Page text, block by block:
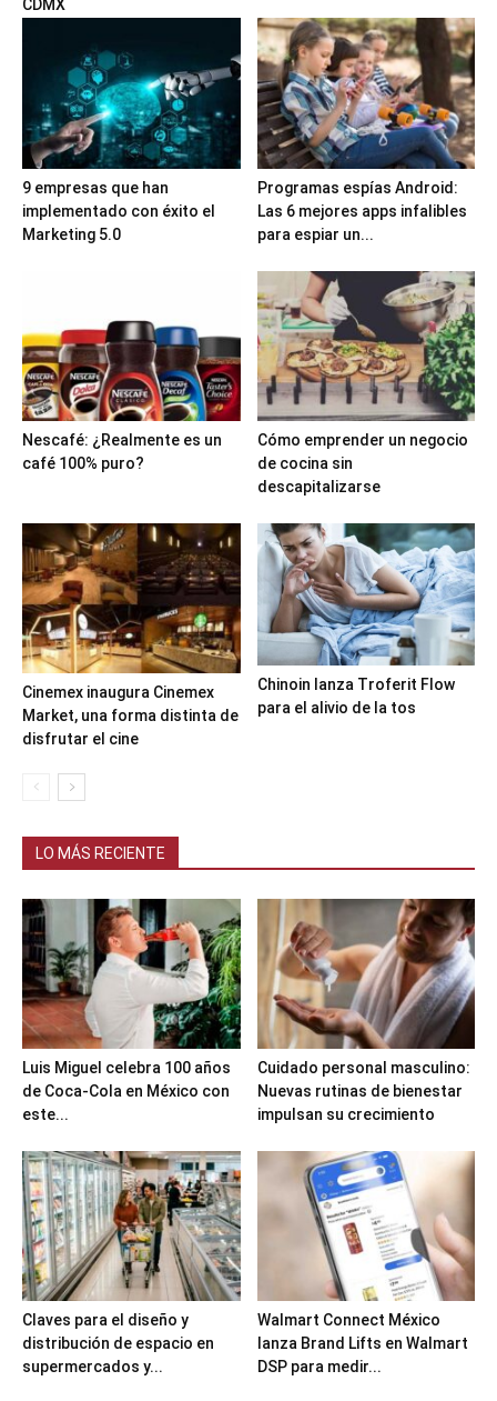
CDMX
9 empresas que han
implementado con éxito el
Marketing 5.0
Programas espías Android:
Las 6 mejores apps infalibles
para espiar un...
Nescafé: ¿Realmente es un
café 100% puro?
Cómo emprender un negocio
de cocina sin
descapitalizarse
Cinemex inaugura Cinemex
Market, una forma distinta de
disfrutar el cine
Chinoin lanza Troferit Flow
para el alivio de la tos
LO MÁS RECIENTE
Luis Miguel celebra 100 años
de Coca-Cola en México con
este...
Cuidado personal masculino:
Nuevas rutinas de bienestar
impulsan su crecimiento
Claves para el diseño y
distribución de espacio en
supermercados y...
Walmart Connect México
lanza Brand Lifts en Walmart
DSP para medir...